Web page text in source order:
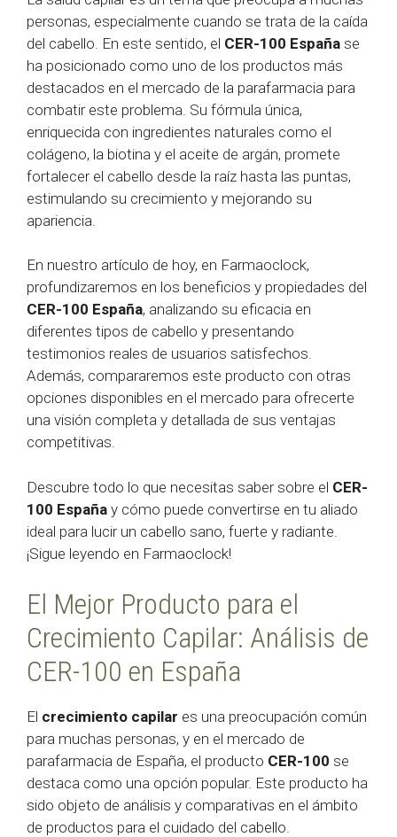
personas, especialmente cuando se trata de la caída
del cabello. En este sentido, el CER-100 España se
ha posicionado como uno de los productos más
destacados en el mercado de la parafarmacia para
combatir este problema. Su fórmula única,
enriquecida con ingredientes naturales como el
colágeno, la biotina y el aceite de argán, promete
fortalecer el cabello desde la raíz hasta las puntas,
estimulando su crecimiento y mejorando su
apariencia.
En nuestro artículo de hoy, en Farmaoclock,
profundizaremos en los beneficios y propiedades del
CER-100 España, analizando su eficacia en
diferentes tipos de cabello y presentando
testimonios reales de usuarios satisfechos.
Además, compararemos este producto con otras
opciones disponibles en el mercado para ofrecerte
una visión completa y detallada de sus ventajas
competitivas.
Descubre todo lo que necesitas saber sobre el CER-
100 España y cómo puede convertirse en tu aliado
ideal para lucir un cabello sano, fuerte y radiante.
¡Sigue leyendo en Farmaoclock!
El Mejor Producto para el
Crecimiento Capilar: Análisis de
CER-100 en España
El crecimiento capilar es una preocupación común
para muchas personas, y en el mercado de
parafarmacia de España, el producto CER-100 se
destaca como una opción popular. Este producto ha
sido objeto de análisis y comparativas en el ámbito
de productos para el cuidado del cabello.